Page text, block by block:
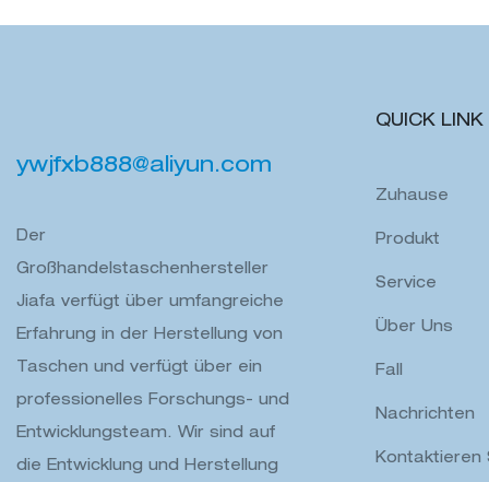
ywjfxb888@aliyun.com
Der
Großhandelstaschenhersteller
Jiafa verfügt über umfangreiche
Erfahrung in der Herstellung von
Taschen und verfügt über ein
professionelles Forschungs- und
Entwicklungsteam. Wir sind auf
die Entwicklung und Herstellung
QUICK LINK
Zuhause
Produkt
Service
Über Uns
Fall
Nachrichten
Kontaktieren